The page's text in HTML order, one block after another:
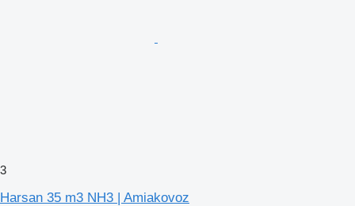
3
Harsan 35 m3 NH3 | Amiakovoz